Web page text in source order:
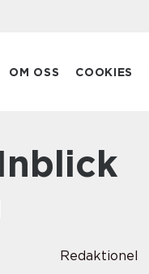
OM OSS COOKIES
Redaktionel